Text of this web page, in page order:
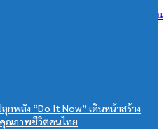
กันภัยให้แก่ตัวแทนและนายหน้าประกัน
กพลัง “Do It Now” เดินหน้าสร้าง
ณภาพชีวิตคนไทย